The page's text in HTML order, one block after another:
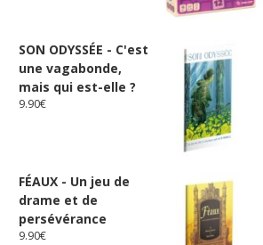
SON ODYSSÉE - C'est
une vagabonde,
mais qui est-elle ?
9.90€
FÉAUX - Un jeu de
drame et de
persévérance
9.90€